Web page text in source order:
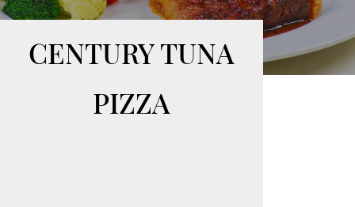
CENTURY TUNA
PIZZA